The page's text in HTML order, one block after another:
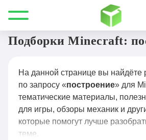
Все для Minecraft построение
Подборки Minecraft:
На данной странице вы найдёте
по запросу «построение» для
тематические материалы,
для игры, обзоры механик и
которые помогут лучше
теме.